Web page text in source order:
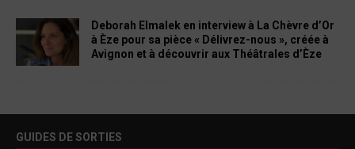
Deborah Elmalek en interview à La Chèvre d’Or
à Èze pour sa pièce « Délivrez-nous », créée à
Avignon et à découvrir aux Théâtrales d’Èze
GUIDES DE SORTIES